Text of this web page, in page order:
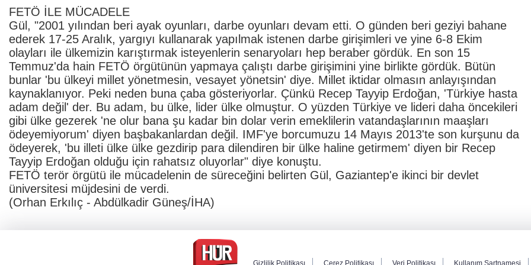
FETÖ İLE MÜCADELE
Gül, "2001 yılından beri ayak oyunları, darbe oyunları devam etti. O günden beri geziyi bahane
ederek 17-25 Aralık, yargıyı kullanarak yapılmak istenen darbe girişimleri ve yine 6-8 Ekim
olayları ile ülkemizin karıştırmak isteyenlerin senaryoları hep beraber gördük. En son 15
Temmuz'da hain FETÖ örgütünün yapmaya çalıştı darbe girişimini yine birlikte gördük. Bütün
bunlar 'bu ülkeyi millet yönetmesin, vesayet yönetsin' diye. Millet iktidar olmasın anlayışından
kaynaklanıyor. Peki neden buna çaba gösteriyorlar. Çünkü Recep Tayyip Erdoğan, 'Türkiye hasta
adam değil' der. Bu adam, bu ülke, lider ülke olmuştur. O yüzden Türkiye ve lideri daha öncekileri
gibi ülke gezerek 'ne olur bana şu kadar bin dolar verin emeklilerin vatandaşlarının maaşları
ödeyemiyorum' diyen başbakanlardan değil. IMF'ye borcumuzu 14 Mayıs 2013'te son kurşunu da
ödeyerek, 'bu illeti ülke ülke gezdirip para dilendiren bir ülke haline getirmem' diyen bir Recep
Tayyip Erdoğan olduğu için rahatsız oluyorlar" diye konuştu.
FETÖ terör örgütü ile mücadelenin de süreceğini belirten Gül, Gaziantep'e ikinci bir devlet
üniversitesi müjdesini de verdi.
(Orhan Erkılıç - Abdülkadir Güneş/İHA)
Gizlilik Politikası Çerez Politikası Veri Politikası Kullanım Şartnamesi